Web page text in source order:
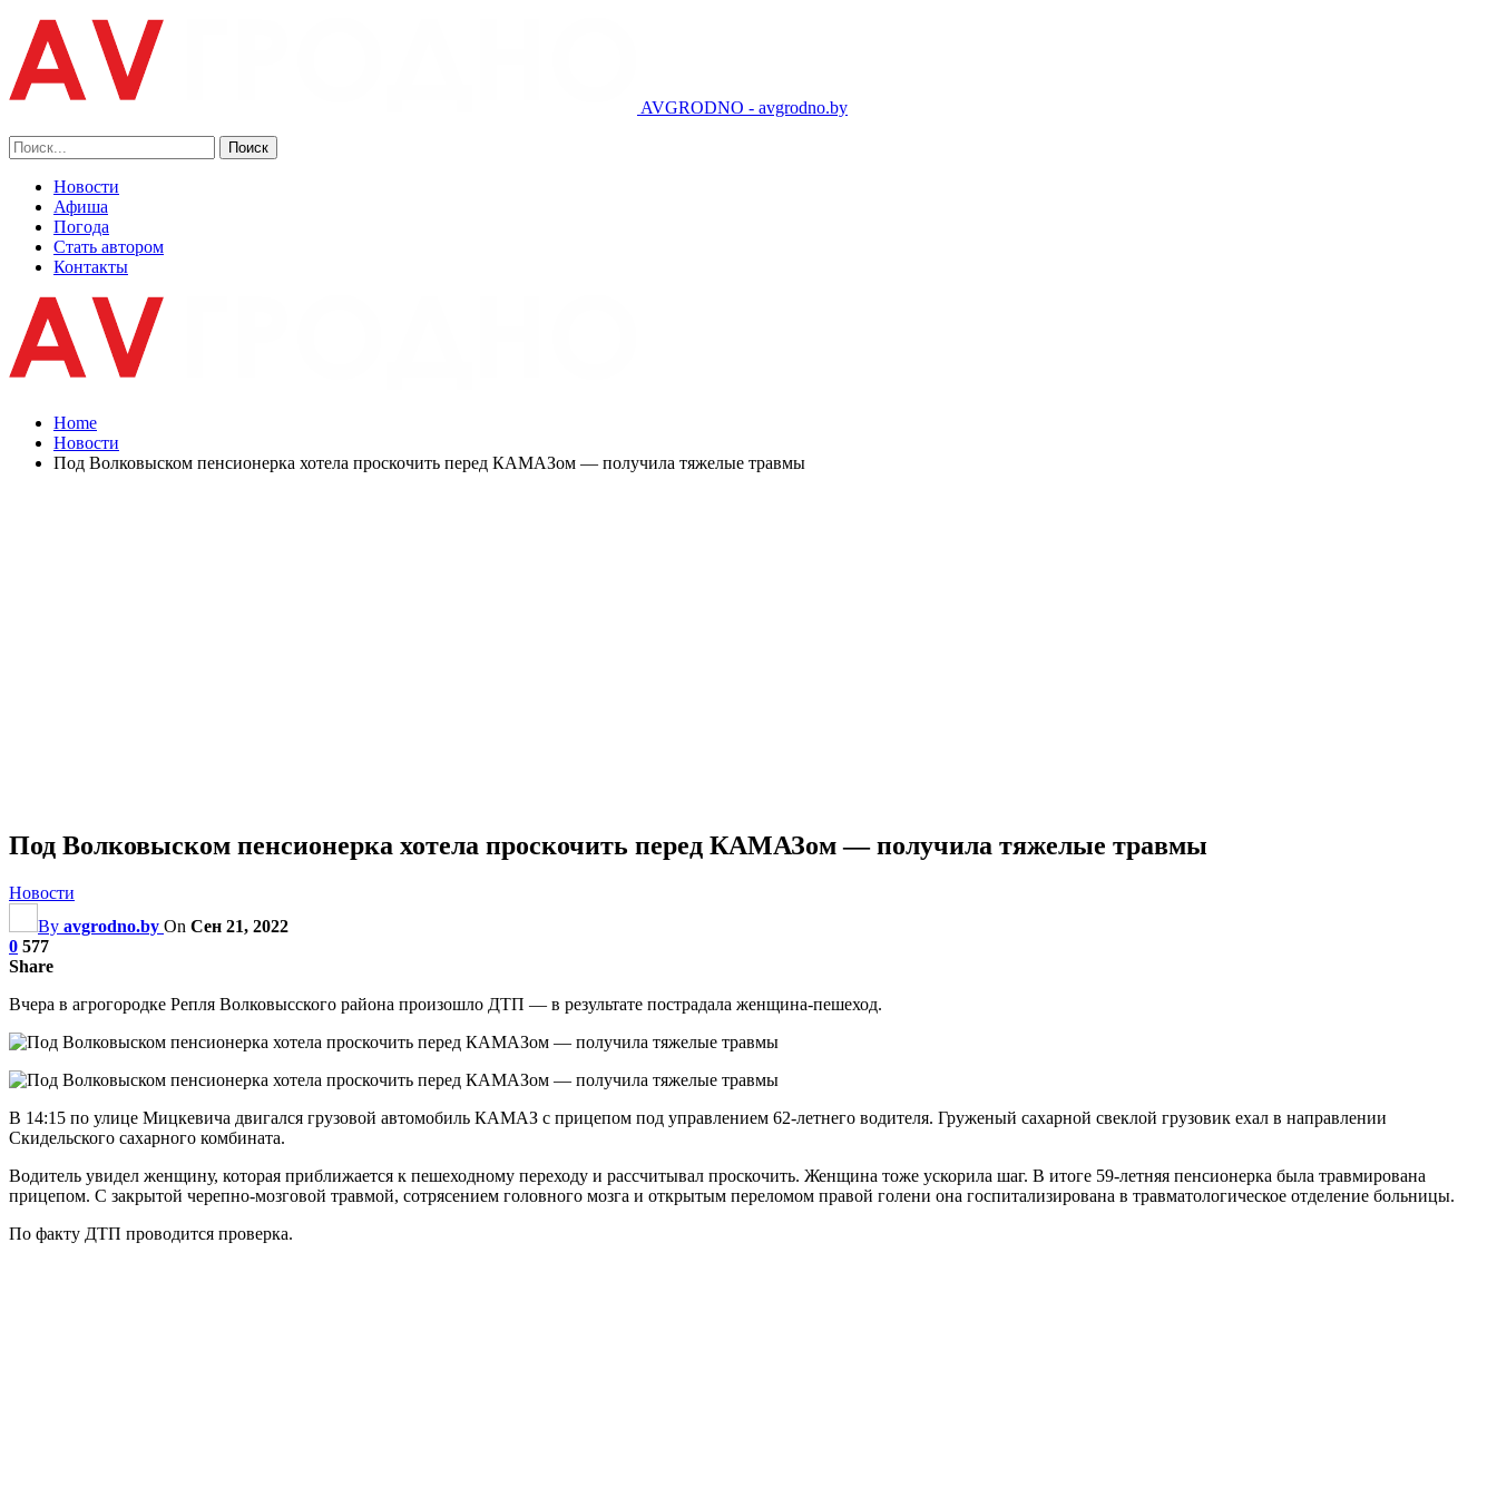
AVGRODNO - avgrodno.by
Новости
Афиша
Погода
Стать автором
Контакты
Home
Новости
Под Волковыском пенсионерка хотела проскочить перед КАМАЗом — получила тяжелые травмы
Под Волковыском пенсионерка хотела проскочить перед КАМАЗом — получила тяжелые травмы
Новости
By avgrodno.by On Сен 21, 2022
0 577
Share
Вчера в агрогородке Репля Волковысского района произошло ДТП — в результате пострадала женщина-пешеход.
В 14:15 по улице Мицкевича двигался грузовой автомобиль КАМАЗ с прицепом под управлением 62-летнего водителя. Груженый сахарной свеклой грузовик ехал в направлении
Скидельского сахарного комбината.
Водитель увидел женщину, которая приближается к пешеходному переходу и рассчитывал проскочить. Женщина тоже ускорила шаг. В итоге 59-летняя пенсионерка была травмирована
прицепом. С закрытой черепно-мозговой травмой, сотрясением головного мозга и открытым переломом правой голени она госпитализирована в травматологическое отделение больницы.
По факту ДТП проводится проверка.